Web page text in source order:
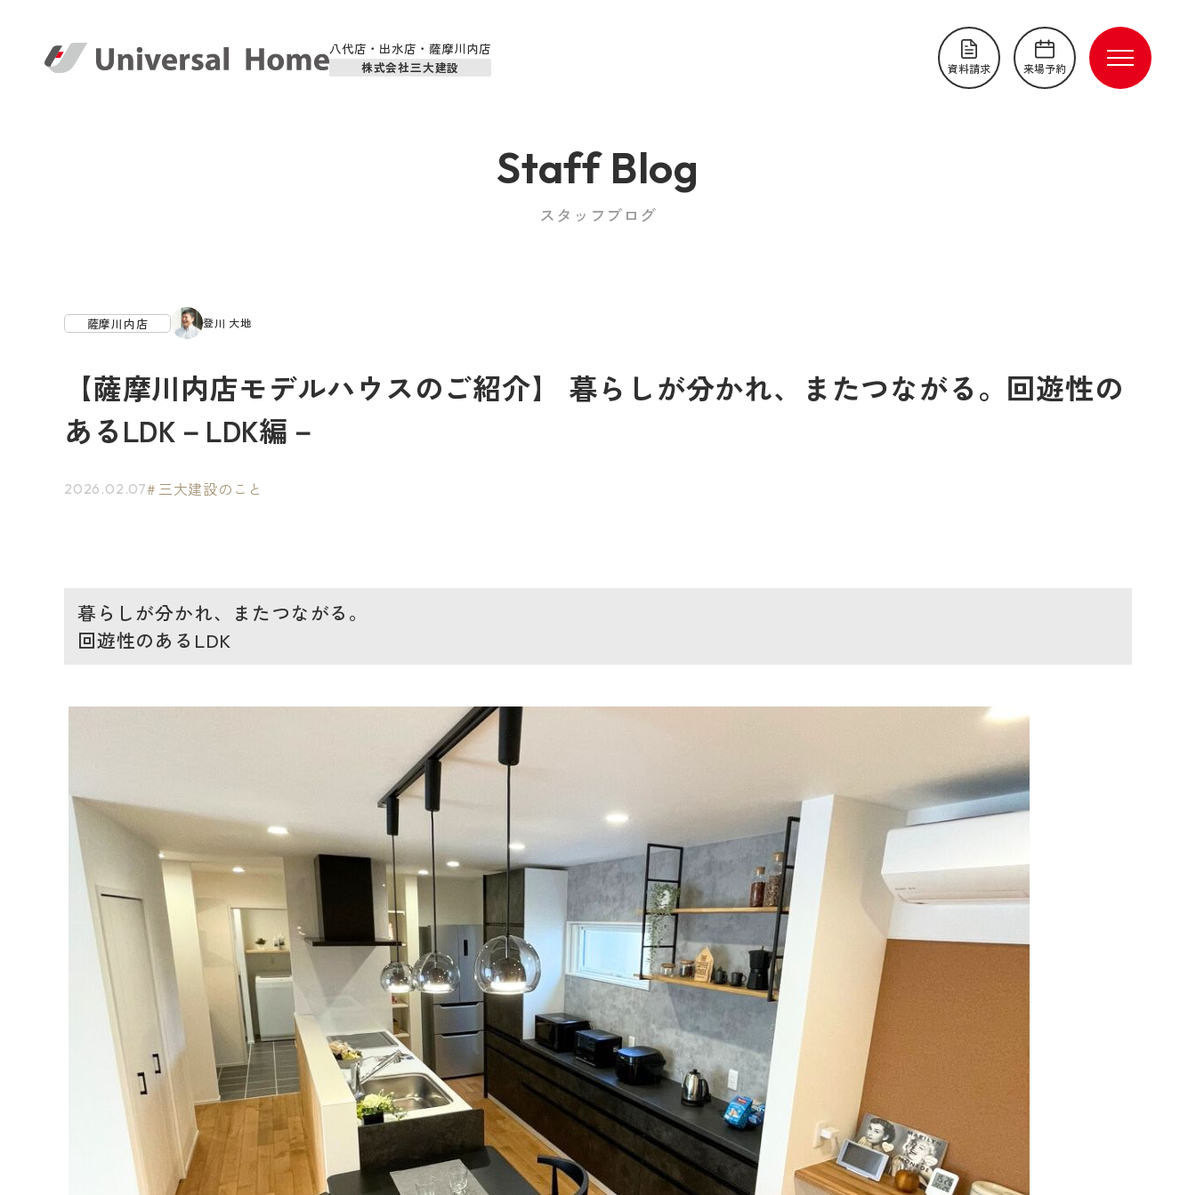
八代店・出水店・薩摩川内店
株式会社三大建設 資料請求 来場予約
Staff Blog
スタッフブログ
薩摩川内店 登川 大地
【薩摩川内店モデルハウスのご紹介】 暮らしが分かれ、またつながる。回遊性の
あるLDK－LDK編－
2026.02.07 三大建設のこと
暮らしが分かれ、またつながる。
回遊性のあるLDK